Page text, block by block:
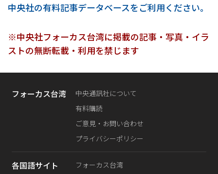
中央社の有料記事データベースをご利用ください。
※中央社フォーカス台湾に掲載の記事・写真・イラ
ストの無断転載・利用を禁じます
フォーカス台湾
中央通訊社について
有料購読
ご意見・お問い合わせ
プライバシーポリシー
各国語サイト
フォーカス台湾